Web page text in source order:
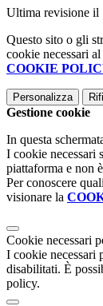
Ultima revisione il
Questo sito o gli
cookie necessari
COOKIE
Personalizza
Gestione cookie
In questa
I cookie necessari
piattaforma e non
Per conoscere
visionare la
Cookie necessari
I cookie necessari
disabilitati. È
policy.